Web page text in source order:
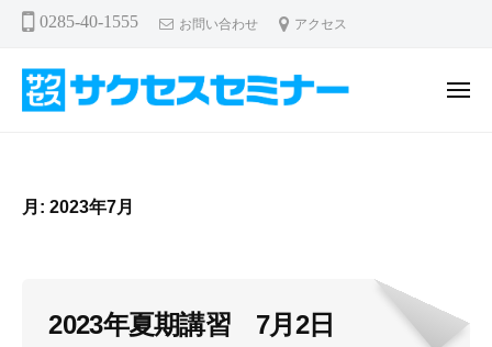
0285-40-1555 お問い合わせ アクセス
ス
メ
月: 2023年7月
2023年夏期講習 7月2日
ク
ス
セ